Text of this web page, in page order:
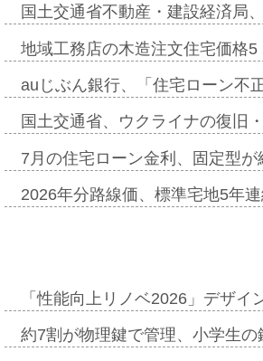
国土交通省不動産・建設経済局
地域工務店の木造注文住宅価格
auじぶん銀行、「住宅ローン不
国土交通省、ウクライナの復旧
7月の住宅ローン金利、固定型
2026年分路線価、標準宅地5年
「性能向上リノベ2026」デザ
約7割が物理鍵で管理、小学生